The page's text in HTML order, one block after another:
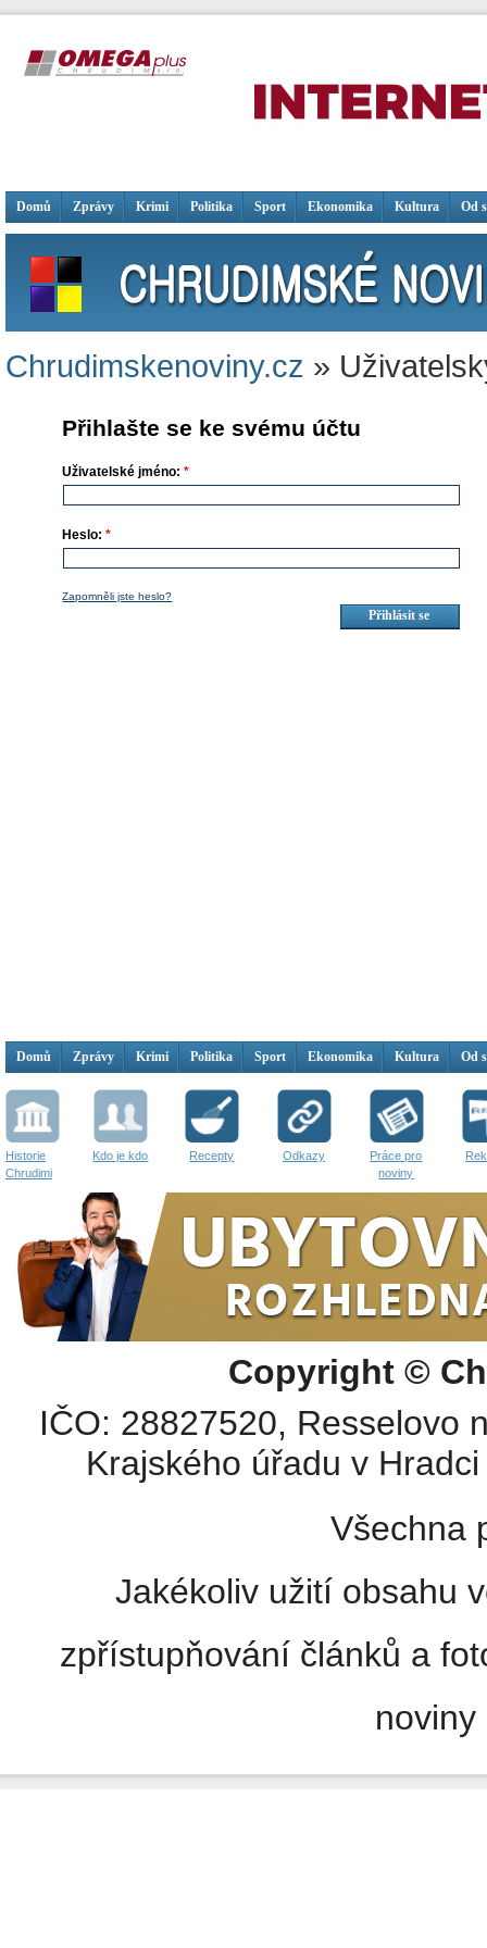
Domů Zprávy Krimi Politika Sport Ekonomika Kultura Od
Chrudimskenoviny.cz »
Přihlašte se ke svému účtu
Uživatelské jméno:*
Heslo:*
Zapomněli jste heslo?
Domů Zprávy Krimi Politika Sport Ekonomika Kultura Od
Historie
Chrudimi
Kdo je kdo Recepty Odkazy
Práce pro
noviny
Copyright ©
IČO: 28827520, Resselovo
Krajského úřadu v
Všechna
Jakékoliv užití obsahu
zpřístupňování článků a